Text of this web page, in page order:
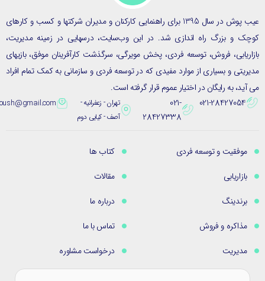
عیب پوش در سال 1395 برای راهنمایی کارکنان و مدیران شرکتها و کسب و کارهای
و بزرگ راه اندازی شد. در این وب‌سایت، درسهایی در زمینه مدیریت،
فروش، توسعه فردی، پخش مویرگی، سرگذشت کارآفرینان موفق، بازیهای
و بسیاری از موارد مفیدی که در توسعه فردی و سازمانی به کمک تمام افراد
به رایگان در اختیار عموم قرار گرفته است.
021-28427054
021-
28427338
تهران - زعفرانیه -
آصف - کیایی دوم
eybpoush@gmail.com
موفقیت و توسعه فردی
بازاریابی
برندینگ
مذاکره و فروش
مدیریت
کتاب ها
مقالات
درباره ما
تماس با ما
درخواست مشاوره